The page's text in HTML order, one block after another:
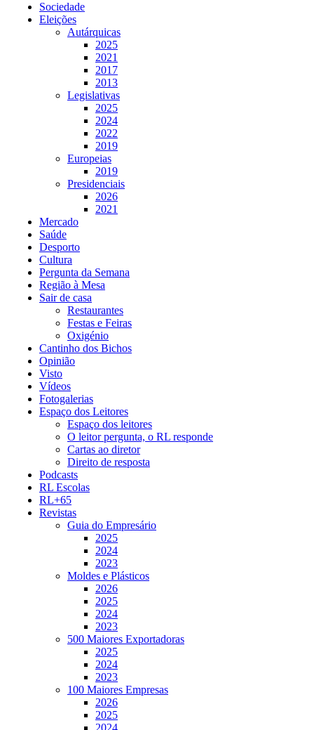
Sociedade
Eleições
Autárquicas
2025
2021
2017
2013
Legislativas
2025
2024
2022
2019
Europeias
2019
Presidenciais
2026
2021
Mercado
Saúde
Desporto
Cultura
Pergunta da Semana
Região à Mesa
Sair de casa
Restaurantes
Festas e Feiras
Oxigénio
Cantinho dos Bichos
Opinião
Visto
Vídeos
Fotogalerias
Espaço dos Leitores
Espaço dos leitores
O leitor pergunta, o RL responde
Cartas ao diretor
Direito de resposta
Podcasts
RL Escolas
RL+65
Revistas
Guia do Empresário
2025
2024
2023
Moldes e Plásticos
2026
2025
2024
2023
500 Maiores Exportadoras
2025
2024
2023
100 Maiores Empresas
2026
2025
2024